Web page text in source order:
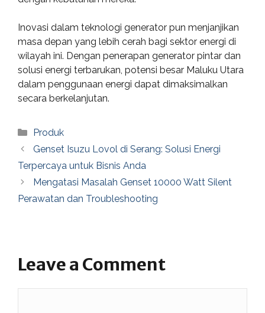
Inovasi dalam teknologi generator pun menjanjikan
masa depan yang lebih cerah bagi sektor energi di
wilayah ini. Dengan penerapan generator pintar dan
solusi energi terbarukan, potensi besar Maluku Utara
dalam penggunaan energi dapat dimaksimalkan
secara berkelanjutan.
Categories
Produk
Genset Isuzu Lovol di Serang: Solusi Energi
Terpercaya untuk Bisnis Anda
Mengatasi Masalah Genset 10000 Watt Silent
Perawatan dan Troubleshooting
Leave a Comment